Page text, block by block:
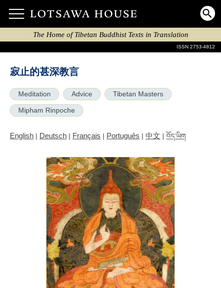
The Home of Tibetan Buddhist Texts in Translation
ISSN 2753-4812
寂⽌的甚深教⾔
Meditation Advice Tibetan Masters
Mipham Rinpoche
English | Deutsch | Français | Português | 中文 | བོད་ཡིག